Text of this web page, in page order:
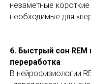
незаметные
необходимые для
6. Быстрый сон REM
переработка
В нейрофизиологии